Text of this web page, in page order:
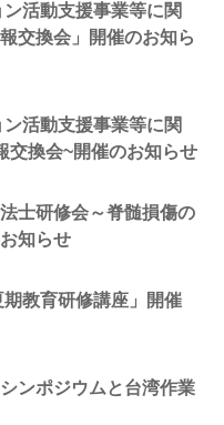
活動支援事業等に関
交換会」開催のお知ら
活動支援事業等に関
交換会~開催のお知らせ
士研修会～脊髄損傷の
知らせ
教育研修講座」開催
ンポジウムと台湾作業